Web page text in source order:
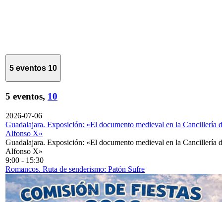
5 eventos 10
5 eventos, 10
2026-07-06
Guadalajara. Exposición: «El documento medieval en la Cancillería
Alfonso X»
Guadalajara. Exposición: «El documento medieval en la Cancillería
Alfonso X»
9:00 - 15:30
Romancos. Ruta de senderismo: Patón Sufre